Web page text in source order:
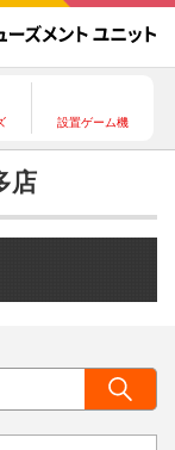
設置ゲーム機
店